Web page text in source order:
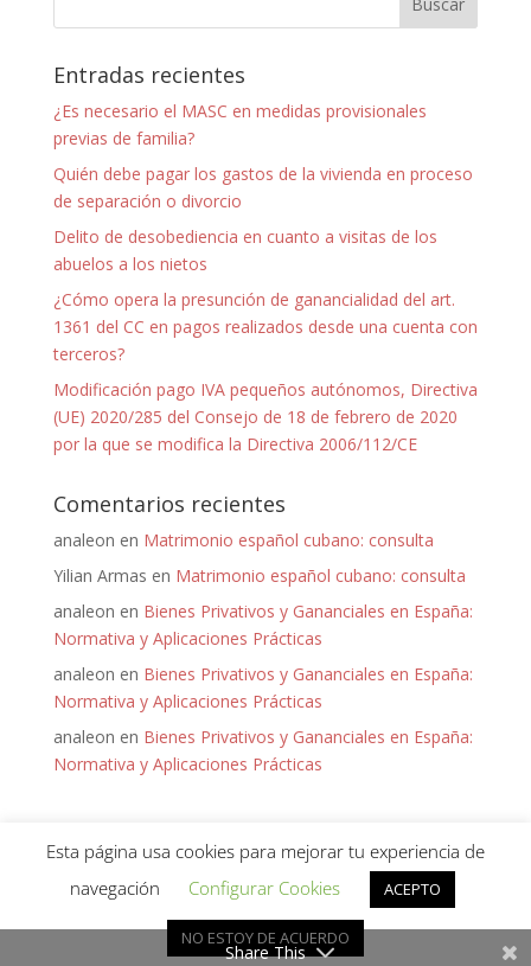
Entradas recientes
¿Es necesario el MASC en medidas provisionales
previas de familia?
Quién debe pagar los gastos de la vivienda en proceso
de separación o divorcio
Delito de desobediencia en cuanto a visitas de los
abuelos a los nietos
¿Cómo opera la presunción de ganancialidad del art.
1361 del CC en pagos realizados desde una cuenta con
terceros?
Modificación pago IVA pequeños autónomos, Directiva
(UE) 2020/285 del Consejo de 18 de febrero de 2020
por la que se modifica la Directiva 2006/112/CE
Comentarios recientes
analeon en Matrimonio español cubano: consulta
Yilian Armas en Matrimonio español cubano: consulta
analeon en Bienes Privativos y Gananciales en España:
Normativa y Aplicaciones Prácticas
analeon en Bienes Privativos y Gananciales en España:
Normativa y Aplicaciones Prácticas
analeon en Bienes Privativos y Gananciales en España:
Normativa y Aplicaciones Prácticas
Diseñado porKeep it Virtualpara Ana León - 2020 -
Política de Privacidad
Esta página usa cookies para mejorar tu experiencia de
navegación
Configurar Cookies ACEPTO
NO ESTOY DE ACUERDO
Share This
¡Hola! ¿Puedo ayudarte?